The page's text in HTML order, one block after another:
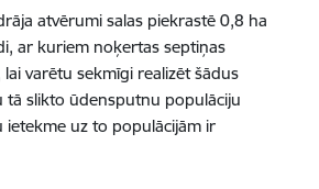
atvērumi salas piekrastē 0,8 ha
ar kuriem noķertas septiņas
varētu sekmīgi realizēt šādus
tā slikto ūdensputnu populāciju
uz to populācijām ir